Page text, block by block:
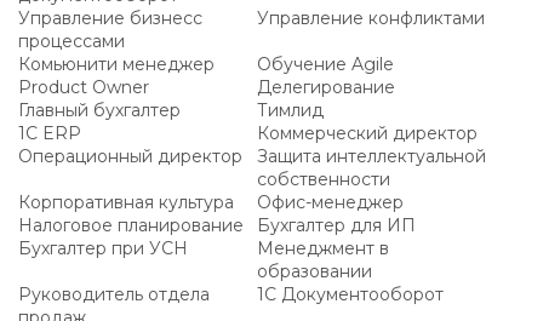
Управление бизнесс
процессами
Управление конфликтами
Комьюнити менеджер
Обучение Agile
Product Owner
Делегирование
Главный бухгалтер
Тимлид
1С ERP
Коммерческий директор
Операционный директор
Защита интеллектуальной
собственности
Корпоративная культура
Офис-менеджер
Налоговое планирование
Бухгалтер для ИП
Бухгалтер при УСН
Менеджмент в
образовании
Руководитель отдела
1С Документооборот